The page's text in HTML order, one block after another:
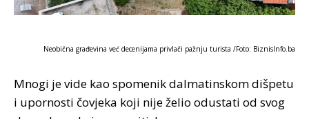
Neobična građevina već decenijama privlači pažnju turista /Foto: BiznisInfo.ba
Mnogi je vide kao spomenik dalmatinskom dišpetu
i upornosti čovjeka koji nije želio odustati od svog